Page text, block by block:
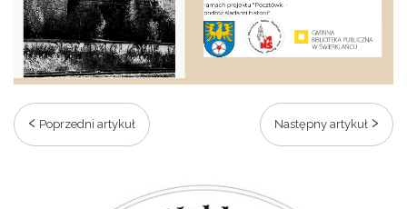
Poprzedni artykuł Następny artykuł